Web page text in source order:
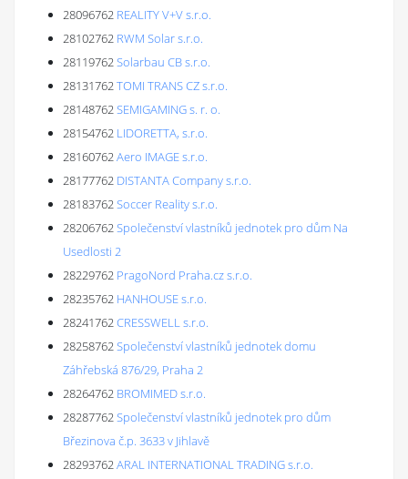
28096762 REALITY V+V s.r.o.
28102762 RWM Solar s.r.o.
28119762Solarbau CB s.r.o.
28131762TOMI TRANS CZ s.r.o.
28148762SEMIGAMING s. r. o.
28154762 LIDORETTA, s.r.o.
28160762Aero IMAGE s.r.o.
28177762 DISTANTA Company s.r.o.
28183762Soccer Reality s.r.o.
28206762Společenství vlastníků jednotek pro dům Na
Usedlosti 2
28229762 PragoNord Praha.cz s.r.o.
28235762 HANHOUSE s.r.o.
28241762CRESSWELL s.r.o.
28258762Společenství vlastníků jednotek domu
Záhřebská 876/29, Praha 2
28264762 BROMIMED s.r.o.
28287762Společenství vlastníků jednotek pro dům
Březinova č.p. 3633 v Jihlavě
28293762ARAL INTERNATIONAL TRADING s.r.o.